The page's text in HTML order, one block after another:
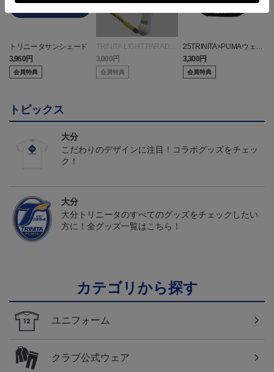
トリニータサンシェード
3,960円
会員特典
TRINITA LIGHT PARADE
ペンライト白（ニータンv
er.）
3,000円
会員特典
25TRINITA×PUMAウェス
トバッグ
3,300円
会員特典
トピックス
大分
こだわりのデザインに注目！コラボグッズをチェッ
ク！
大分
大分トリニータのすべてのグッズをチェックしたい
方に！全グッズ一覧はこちら！
カテゴリから探す
ユニフォーム
クラブ公式ウェア